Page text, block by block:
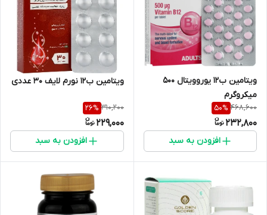
ویتامین ب12 یوروویتال 500
میکروگرم
468,600
50%
232,800
افزودن به سبد
ویتامین ب12 نورم لایف 30 عددی
310,200
26%
229,000
افزودن به سبد